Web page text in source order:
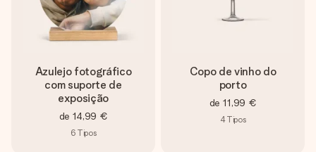
Azulejo fotográfico
com suporte de
exposição
de 14,99 €
6 Tipos
Copo de vinho do
porto
de 11,99 €
4Tipos